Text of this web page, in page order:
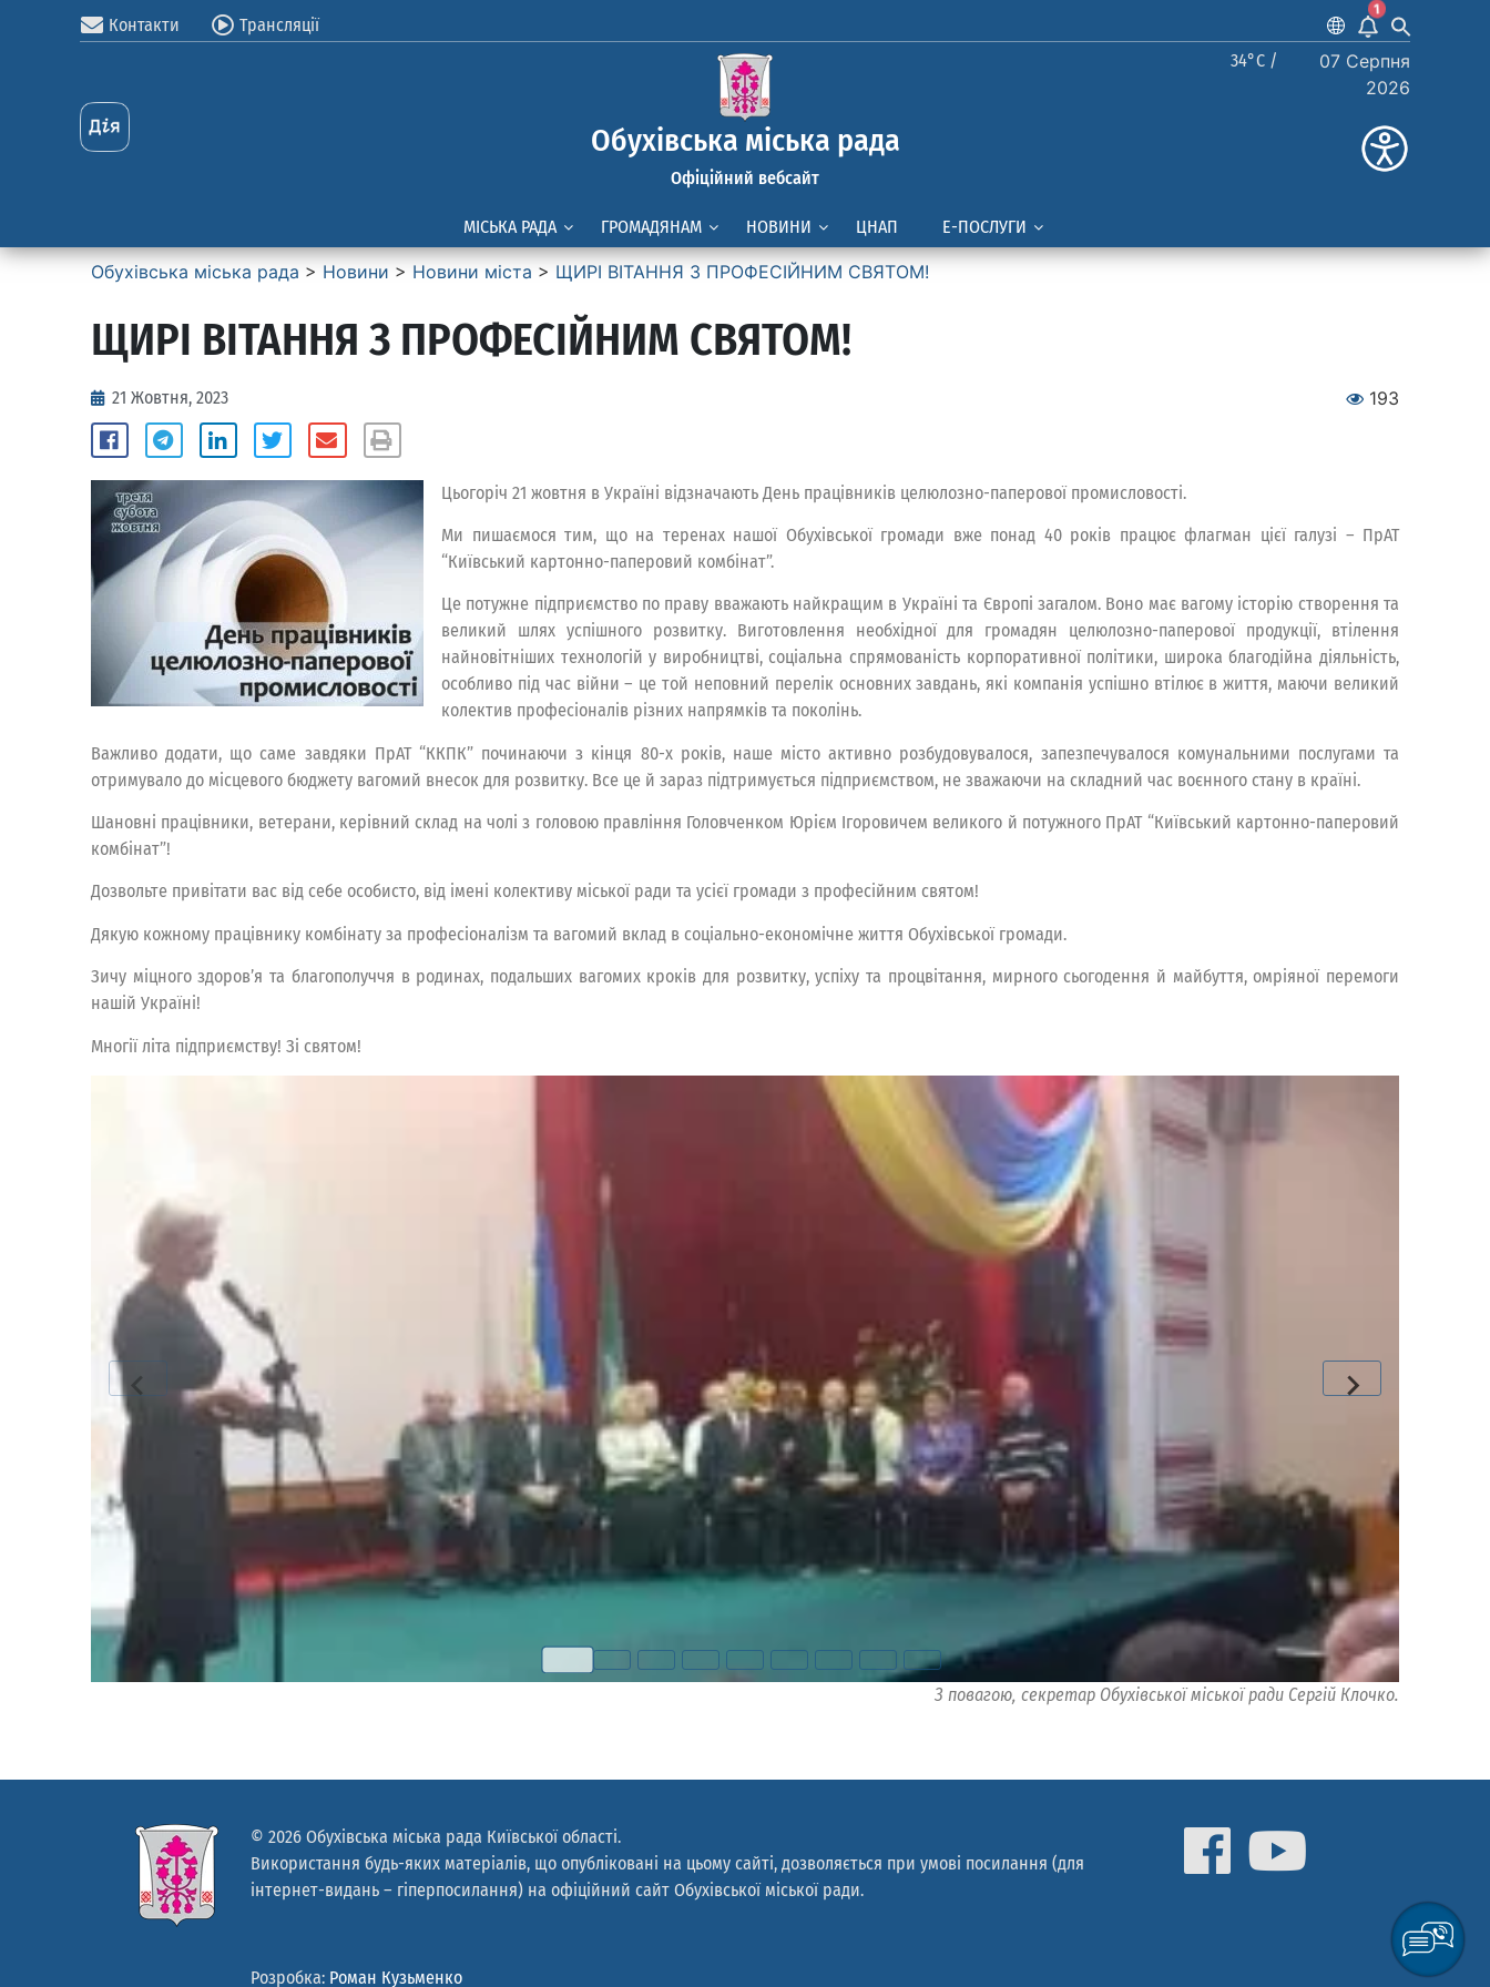
Контакти Трансляції
1
Обухівська міська рада
Офіційний вебсайт
34°C /
07 Серпня
2026
МІСЬКА РАДА ГРОМАДЯНАМ НОВИНИ ЦНАП Е-ПОСЛУГИ
Обухівська міська рада > Новини > Новини міста > ЩИРІ ВІТАННЯ З ПРОФЕСІЙНИМ СВЯТОМ!
ЩИРІ ВІТАННЯ З ПРОФЕСІЙНИМ СВЯТОМ!
21 Жовтня, 2023 193
Цьогоріч 21 жовтня в Україні відзначають День працівників целюлозно-паперової промисловості.
Ми пишаємося тим, що на теренах нашої Обухівської громади вже понад 40 років працює флагман цієї галузі – ПрАТ
“Київський картонно-паперовий комбінат”.
Це потужне підприємство по праву вважають найкращим в Україні та Європі загалом. Воно має вагому історію створення та
великий шлях успішного розвитку. Виготовлення необхідної для громадян целюлозно-паперової продукції, втілення
найновітніших технологій у виробництві, соціальна спрямованість корпоративної політики, широка благодійна діяльність,
особливо під час війни – це той неповний перелік основних завдань, які компанія успішно втілює в життя, маючи великий
колектив професіоналів різних напрямків та поколінь.
Важливо додати, що саме завдяки ПрАТ “ККПК” починаючи з кінця 80-х років, наше місто активно розбудовувалося, запезпечувалося комунальними послугами та
отримувало до місцевого бюджету вагомий внесок для розвитку. Все це й зараз підтримується підприємством, не зважаючи на складний час воєнного стану в країні.
Шановні працівники, ветерани, керівний склад на чолі з головою правління Головченком Юрієм Ігоровичем великого й потужного ПрАТ “Київський картонно-паперовий
комбінат”!
Дозвольте привітати вас від себе особисто, від імені колективу міської ради та усієї громади з професійним святом!
Дякую кожному працівнику комбінату за професіоналізм та вагомий вклад в соціально-економічне життя Обухівської громади.
Зичу міцного здоров’я та благополуччя в родинах, подальших вагомих кроків для розвитку, успіху та процвітання, мирного сьогодення й майбуття, омріяної перемоги
нашій Україні!
Многії літа підприємству! Зі святом!
З повагою, секретар Обухівської міської ради Сергій Клочко.
© 2026 Обухівська міська рада Київської області.
Використання будь-яких матеріалів, що опубліковані на цьому сайті, дозволяється при умові посилання (для
інтернет-видань – гіперпосилання) на офіційний сайт Обухівської міської ради.
Розробка: Роман Кузьменко